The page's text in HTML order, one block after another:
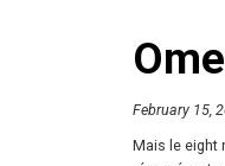
February 15,
Mais le eight